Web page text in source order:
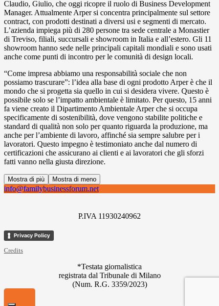
Claudio, Giulio, che oggi ricopre il ruolo di Business Development
Manager. Attualmente Arper si concentra principalmente sul settore
contract, con prodotti destinati a diversi usi e segmenti di mercato.
L’azienda impiega più di 280 persone tra sede centrale a Monastier
di Treviso, filiali, succursali e showroom in Italia e all’estero. Gli 11
showroom hanno sede nelle principali capitali mondiali e sono usati
anche come punti di incontro per le comunità di design locali.
“Come impresa abbiamo una responsabilità sociale che non
possiamo trascurare”: l’idea alla base di ogni prodotto Arper è che il
mondo che si progetta sia quello in cui si desidera vivere. Questo è
possibile solo se l’impatto ambientale è limitato. Per questo, 15 anni
fa viene creato il Dipartimento Ambientale Arper che si occupa
specificamente di sostenibilità, dove vengono stabilite politiche e
standard di qualità non solo per quanto riguarda la produzione, ma
anche per l’ambiente di lavoro, affinché sia sempre salubre per i
lavoratori. Questo impegno è testimoniato anche dal numero di
certificazioni che assicurano ai clienti e ai lavoratori che gli sforzi
fatti vanno nella giusta direzione.
Mostra di più Mostra di meno
info@familybusinessforum.net
P.IVA 11930240962
Privacy Policy
Credits
*Testata giornalistica
registrata dal Tribunale di Milano
(Num. R.G. 3359/2023)